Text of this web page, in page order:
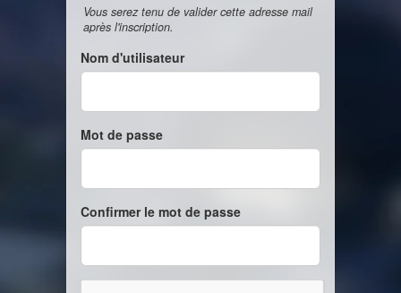
Vous serez tenu de valider cette adresse mail
après l'inscription.
Nom d'utilisateur
Mot de passe
Confirmer le mot de passe